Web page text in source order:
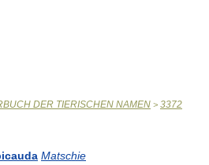
DER TIERISCHEN NAMEN > 3372
Matschie